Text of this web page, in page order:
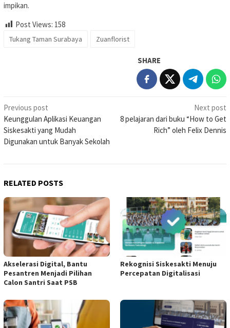
impikan.
Post Views: 158
Tukang Taman Surabaya Zuanflorist
SHARE
Post
navigation
Previous post
Keunggulan Aplikasi Keuangan
Siskesakti yang Mudah
Digunakan untuk Banyak Sekolah
Next post
8 pelajaran dari buku “How to Get
Rich” oleh Felix Dennis
RELATED POSTS
Akselerasi Digital, Bantu
Pesantren Menjadi Pilihan
Calon Santri Saat PSB
Rekognisi Siskesakti Menuju
Percepatan Digitalisasi